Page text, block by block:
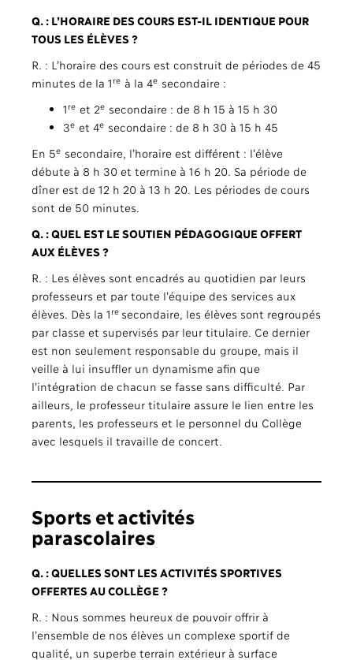
Q. : L’HORAIRE DES COURS EST-IL IDENTIQUE POUR
TOUS LES ÉLÈVES ?
R. : L’horaire des cours est construit de périodes de 45
minutes de la 1 re à la 4e secondaire :
1 re et 2e secondaire : de 8 h 15 à 15 h 30
3e et 4e secondaire : de 8 h 30 à 15 h 45
En 5e secondaire, l’horaire est différent : l’élève
débute à 8 h 30 et termine à 16 h 20. Sa période de
dîner est de 12 h 20 à 13 h 20. Les périodes de cours
sont de 50 minutes.
Q. : QUEL EST LE SOUTIEN PÉDAGOGIQUE OFFERT
AUX ÉLÈVES ?
R. : Les élèves sont encadrés au quotidien par leurs
professeurs et par toute l’équipe des services aux
élèves. Dès la 1 re secondaire, les élèves sont regroupés
par classe et supervisés par leur titulaire. Ce dernier
est non seulement responsable du groupe, mais il
veille à lui insuffler un dynamisme afin que
l’intégration de chacun se fasse sans difficulté. Par
ailleurs, le professeur titulaire assure le lien entre les
parents, les professeurs et le personnel du Collège
avec lesquels il travaille de concert.
Sports et activités
parascolaires
Q. : QUELLES SONT LES ACTIVITÉS SPORTIVES
OFFERTES AU COLLÈGE ?
R. : Nous sommes heureux de pouvoir offrir à
l’ensemble de nos élèves un complexe sportif de
qualité, un superbe terrain extérieur à surface